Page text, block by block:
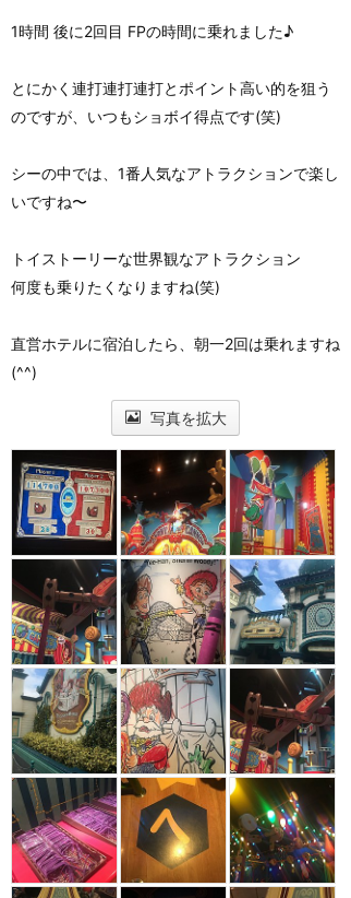
1時間 後に2回目 FPの時間に乗れました♪
とにかく連打連打連打とポイント高い的を狙う
のですが、いつもショボイ得点です(笑)
シーの中では、1番人気なアトラクションで楽し
いですね〜
トイストーリーな世界観なアトラクション
何度も乗りたくなりますね(笑)
直営ホテルに宿泊したら、朝一2回は乗れますね
(^^)
写真を拡大